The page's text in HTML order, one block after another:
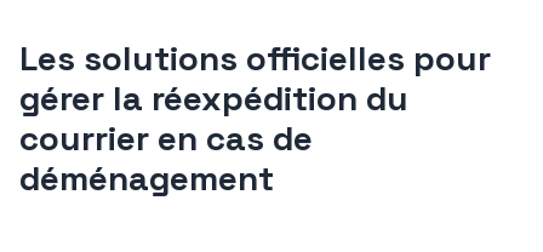
Les solutions officielles pour
gérer la réexpédition du
courrier en cas de
déménagement